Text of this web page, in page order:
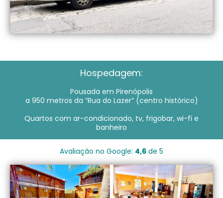
Hospedagem:
Pousada em Pirenópolis
a 950 metros da “Rua do Lazer” (centro histórico)
Quartos com ar-condicionado, tv, frigobar, wi-fi e
banheiro
Avaliação no Google: 4,6 de 5